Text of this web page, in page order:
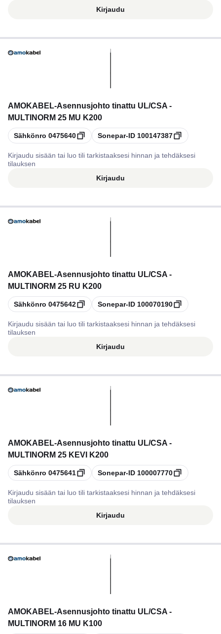
Kirjaudu
AMOKABEL-Asennusjohto tinattu UL/CSA -
MULTINORM 25 MU K200
Kopioi
Sähkönro 0475640 Kopioi
Sonepar-ID 100147387
Kirjaudu sisään tai luo tili tarkistaaksesi hinnan ja tehdäksesi
tilauksen
Kirjaudu
AMOKABEL-Asennusjohto tinattu UL/CSA -
MULTINORM 25 RU K200
Kopioi
Sähkönro 0475642 Kopioi
Sonepar-ID 100070190
Kirjaudu sisään tai luo tili tarkistaaksesi hinnan ja tehdäksesi
tilauksen
Kirjaudu
AMOKABEL-Asennusjohto tinattu UL/CSA -
MULTINORM 25 KEVI K200
Kopioi
Sähkönro 0475641 Kopioi
Sonepar-ID 100007770
Kirjaudu sisään tai luo tili tarkistaaksesi hinnan ja tehdäksesi
tilauksen
Kirjaudu
AMOKABEL-Asennusjohto tinattu UL/CSA -
MULTINORM 16 MU K100